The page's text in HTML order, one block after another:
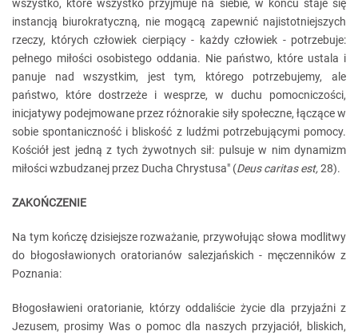
wszystko, które wszystko przyjmuje na siebie, w końcu staje się
instancją biurokratyczną, nie mogącą zapewnić najistotniejszych
rzeczy, których człowiek cierpiący - każdy człowiek - potrzebuje:
pełnego miłości osobistego oddania. Nie państwo, które ustala i
panuje nad wszystkim, jest tym, którego potrzebujemy, ale
państwo, które dostrzeże i wesprze, w duchu pomocniczości,
inicjatywy podejmowane przez różnorakie siły społeczne, łączące w
sobie spontaniczność i bliskość z ludźmi potrzebującymi pomocy.
Kościół jest jedną z tych żywotnych sił: pulsuje w nim dynamizm
miłości wzbudzanej przez Ducha Chrystusa" (Deus caritas est,28).
ZAKOŃCZENIE
Na tym kończę dzisiejsze rozważanie, przywołując słowa modlitwy
do błogosławionych oratorianów salezjańskich - męczenników z
Poznania:
Błogosławieni oratorianie, którzy oddaliście życie dla przyjaźni z
Jezusem, prosimy Was o pomoc dla naszych przyjaciół, bliskich,